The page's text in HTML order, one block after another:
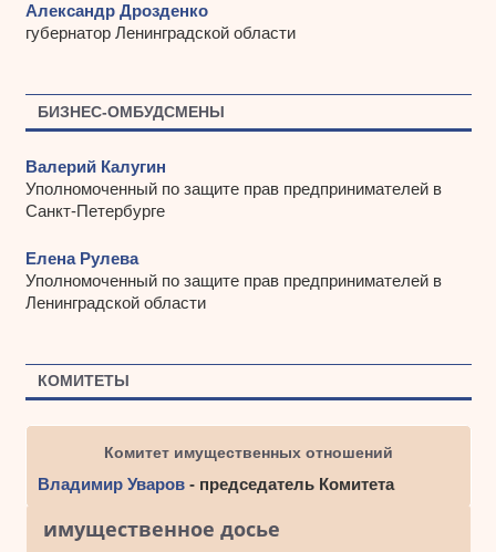
Александр Дрозденко
губернатор Ленинградской области
БИЗНЕС-ОМБУДСМЕНЫ
Валерий Калугин
Уполномоченный по защите прав предпринимателей в
Санкт-Петербурге
Елена Рулева
Уполномоченный по защите прав предпринимателей в
Ленинградской области
КОМИТЕТЫ
Комитет имущественных отношений
Владимир Уваров- председатель Комитета
имущественное досье